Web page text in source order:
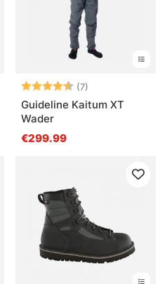
Bewertung:(7)
Guideline Kaitum XT
Wader
€299.99